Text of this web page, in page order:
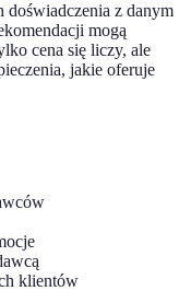
doświadczenia z danym
mogą
cena się liczy, ale
jakie oferuje
klientów